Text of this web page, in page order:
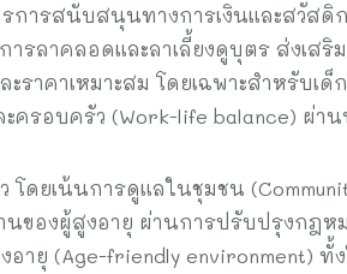
การสนับสนุนทางการเงินและสวัสดิ
ารลาคลอดและลาเลี้ยงดูบุตร ส่งเสริ
าคาเหมาะสม โดยเฉพาะสำหรับเด็
ะครอบครัว (Work-life balance) ผ่
โดยเน้นการดูแลในชุมชน
ของผู้สูงอายุ ผ่านการปรับปรุงกฎห
ายุ (Age-friendly environment)